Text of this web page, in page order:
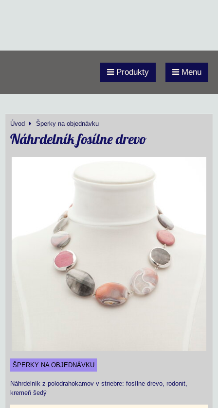
Produkty Menu
Úvod Šperky na objednávku
Náhrdelník fosílne drevo
ŠPERKY NA OBJEDNÁVKU
Náhrdelník z polodrahokamov v striebre: fosílne drevo, rodonit,
kremeň šedý